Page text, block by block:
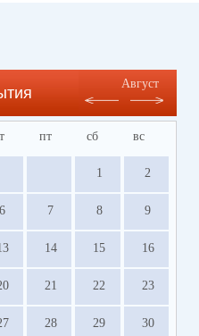
Август
пт сб вс
1 2
6 7 8 9
14 15 16
21 22 23
28 29 30